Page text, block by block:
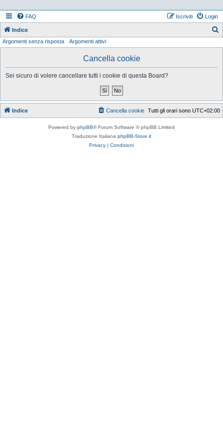
FAQ Login
Iscriviti
Indice
Argomenti senza risposta Argomenti attivi
Cancella cookie
Sei sicuro di volere cancellare tutti i cookie di questa Board?
Indice Tutti gli orari sono UTC+02:00
Cancella cookie
Powered by phpBB® Forum Software © phpBB Limited
Traduzione Italiana phpBB-Store.it
Privacy | Condizioni